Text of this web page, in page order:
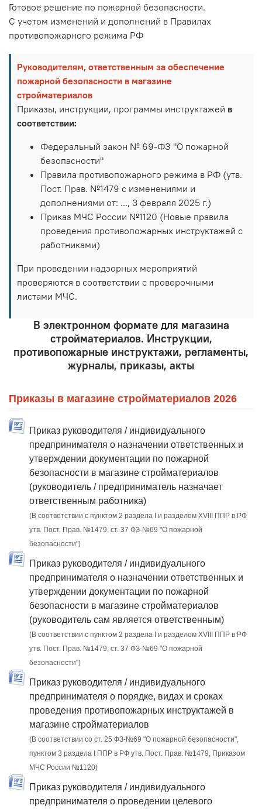
Готовое решение по пожарной безопасности.
С учетом изменений и дополнений в Правилах
противопожарного режима РФ
Руководителям, ответственным за обеспечение
пожарной безопасности в магазине
стройматериалов
Приказы, инструкции, программы инструктажей в
соответствии:
Федеральный закон № 69-ФЗ "О пожарной
безопасности"
Правила противопожарного режима в РФ (утв.
Пост. Прав. №1479 с изменениями и
дополнениями от: ..., 3 февраля 2025 г.)
Приказ МЧС России №1120 (Новые правила
проведения противопожарных инструктажей с
работниками)
При проведении надзорных мероприятий
проверяются в соответствии с проверочными
листами МЧС.
В электронном формате для магазина
стройматериалов. Инструкции,
противопожарные инструктажи, регламенты,
журналы, приказы, акты
Приказы в магазине стройматериалов 2026
Приказ руководителя / индивидуального
предпринимателя о назначении ответственных и
утверждении документации по пожарной
безопасности в магазине стройматериалов
(руководитель / предприниматель назначает
ответственным работника)
(В соответствии с пунктом 2 раздела I и разделом XVIII ППР в РФ
утв. Пост. Прав. №1479, ст. 37 ФЗ-№69 "О пожарной
безопасности")
Приказ руководителя / индивидуального
предпринимателя о назначении ответственных и
утверждении документации по пожарной
безопасности в магазине стройматериалов
(руководитель сам является ответственным)
(В соответствии с пунктом 2 раздела I и разделом XVIII ППР в РФ
утв. Пост. Прав. №1479, ст. 37 ФЗ-№69 "О пожарной
безопасности")
Приказ руководителя / индивидуального
предпринимателя о порядке, видах и сроках
проведения противопожарных инструктажей в
магазине стройматериалов
(В соответствии со ст. 25 ФЗ-№69 "О пожарной безопасности",
пунктом 3 раздела I ППР в РФ утв. Пост. Прав. №1479, Приказом
МЧС России №1120)
Приказ руководителя / индивидуального
предпринимателя о проведении целевого